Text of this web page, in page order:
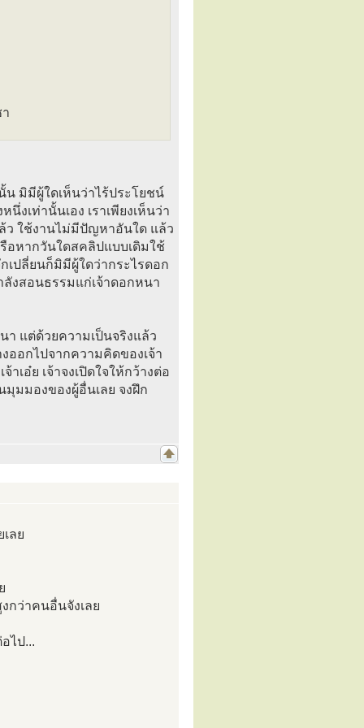
น มิมีผู้ใดเห็นว่าไร้ประโยชน์
งเท่านั้นเอง เราเพียงเห็นว่า
ว ใช้งานไม่มีปัญหาอันใด แล้ว
อหากวันใดสคลิปแบบเดิมใช้
ปลี่ยนก็มิมีผู้ใดว่ากระไรดอก
งสอนธรรมแก่เจ้าดอกหนา
แต่ด้วยความเป็นจริงแล้ว
ออกไปจากความคิดของเจ้า
าเอ๋ย เจ้าจงเปิดใจให้กว้างต่อ
มมองของผู้อื่นเลย จงฝึก
ลย
กว่าคนอื่นจังเลย
ไป...